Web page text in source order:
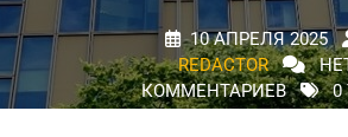
10 АПРЕЛЯ 2025
REDACTOR
КОММЕНТАРИЕВ
0